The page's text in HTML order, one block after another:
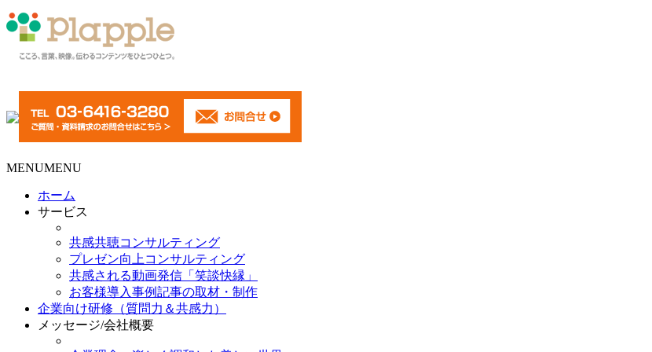
MENUMENU
ホーム
サービス
共感共聴コンサルティング
プレゼン向上コンサルティング
共感される動画発信「笑談快縁」
お客様導入事例記事の取材・制作
企業向け研修（質問力＆共感力）
メッセージ/会社概要